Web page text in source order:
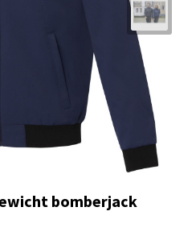
bomberjack